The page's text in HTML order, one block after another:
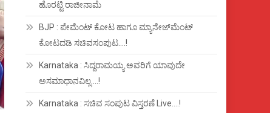
ಹೊರಟ್ಟಿ ರಾಜೀನಾಮೆ
BJP : ಪೇಮೆಂಟ್ ಕೋಟ ಹಾಗೂ ಮ್ಯಾನೇಜ್‍ಮೆಂಟ್
ಕೋಟದಡಿ ಸಚಿವಸಂಪುಟ….!
Karnataka : ಸಿದ್ದರಾಮಯ್ಯ ಅವರಿಗೆ ಯಾವುದೇ
ಅಸಮಾಧಾನವಿಲ್ಲ….!
Karnataka : ಸಚಿವ ಸಂಪುಟ ವಿಸ್ತರಣೆ Live….!